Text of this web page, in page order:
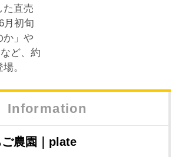
た直売
月初旬
か」や
ど、約
。
Information
農園｜plate